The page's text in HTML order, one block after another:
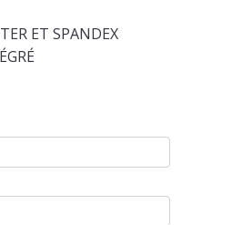
ET SPANDEX